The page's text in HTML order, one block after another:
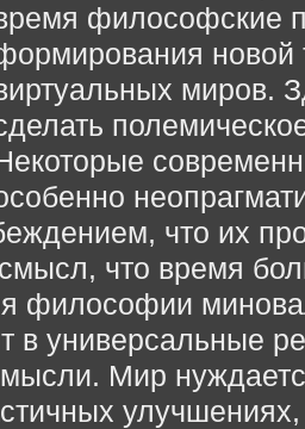
философские
новой
миров.
что их
что время
философии
в универсальные
Мир